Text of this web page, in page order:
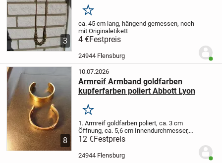
3
Merken
ca. 45 cm lang, hängend gemessen, noch
mit Originaletikett
4 €Festpreis
24944 Flensburg
8
10.07.2026
Armreif Armband goldfarben
kupferfarben poliert Abbott Lyon
Merken
1. Armreif goldfarben poliert, ca. 3 cm
Öffnung, ca. 5,6 cm Innendurchmesser,
ca. 1,4 cm breit, ca. 2 mm dick, ca. 52
Gramm, gebraucht, 8,-
Armreif kupferfarben poliert, ca. 3,5 cm...
12 €Festpreis
24944 Flensburg